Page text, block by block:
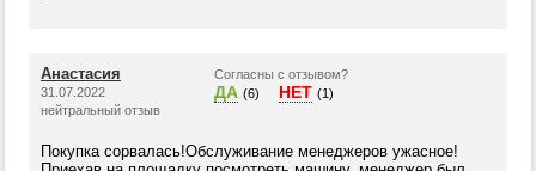
Анастасия
31.07.2022
нейтральный отзыв
Согласны с отзывом?
ДА (6) НЕТ (1)
Покупка сорвалась!Обслуживание менеджеров ужасное!